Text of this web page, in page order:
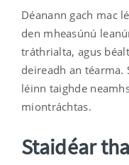
Déanann gach mac
den mheasúnú
tráthrialta, agus
deireadh an téarma.
léinn taighde
miontráchtas.
Staidéar